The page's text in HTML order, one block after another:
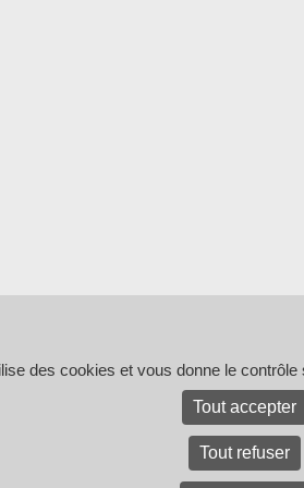
des cookies et vous donne le
Tout accepter
Tout refuser